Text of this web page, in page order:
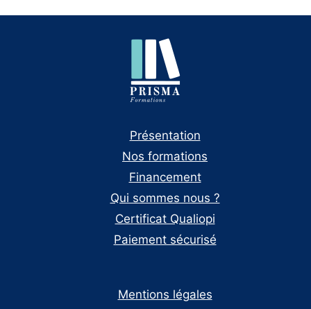
Présentation
Nos formations
Financement
Qui sommes nous ?
Certificat Qualiopi
Paiement sécurisé
Mentions légales